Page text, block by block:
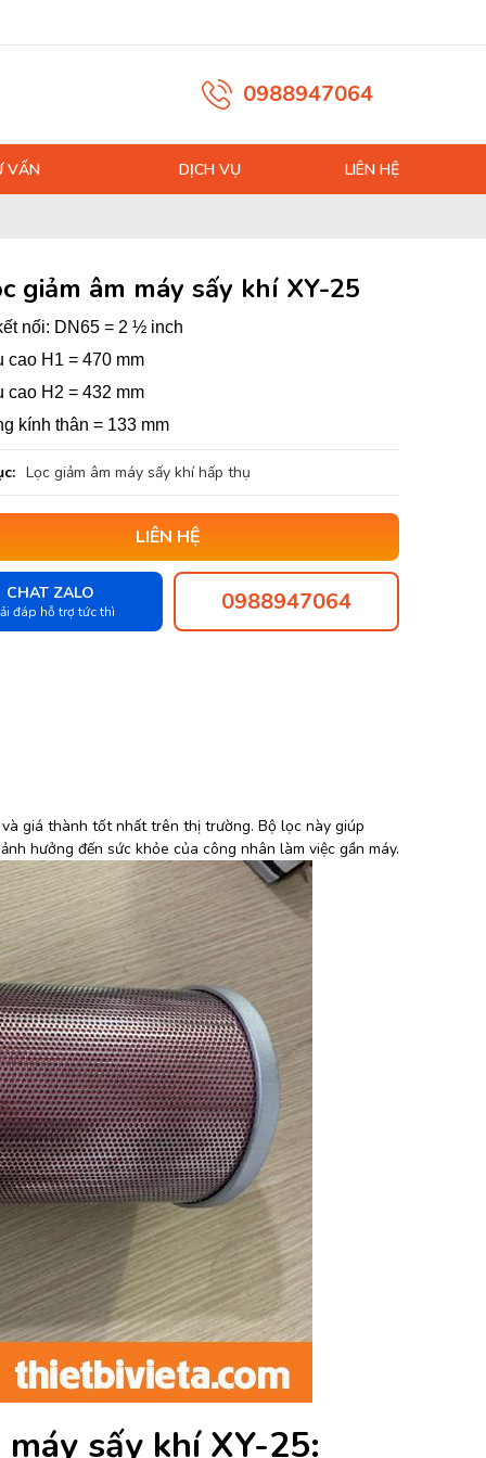
0988947064
VẤN DỊCH VỤ LIÊN HỆ
giảm âm máy sấy khí XY-25
nối: DN65 = 2 ½ inch
cao H1 = 470 mm
cao H2 = 432 mm
kính thân = 133 mm
Lọc giảm âm máy sấy khí hấp thụ
LIÊN HỆ
CHAT ZALO
đáp hỗ trợ tức thì 0988947064
giá thành tốt nhất trên thị trường. Bộ lọc này giúp
hưởng đến sức khỏe của công nhân làm việc gần máy.
sấy khí XY-25: